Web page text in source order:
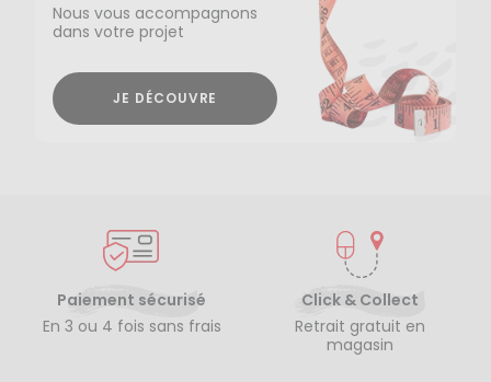
Nous vous accompagnons
dans votre projet
JE DÉCOUVRE
Paiement sécurisé
En 3 ou 4 fois sans frais
Click & Collect
Retrait gratuit en
magasin